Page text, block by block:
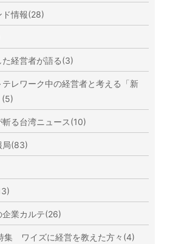
ド情報(28)
た経営者が語る(3)
テレワーク中の経営者と考える「新
(5)
る台湾ニュース(10)
局(83)
企業カルテ(26)
集 ワイズに経営を教えた方々(4)